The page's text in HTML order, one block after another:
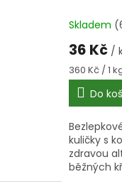
Skladem
36 Kč /
Měrná
cena:
360 Kč / 1
Do
kuličky s
zdravou
běžných